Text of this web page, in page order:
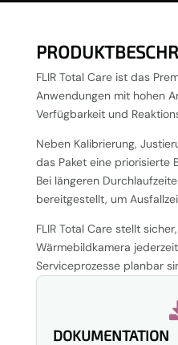
FLIR Total Care ist das
Anwendungen mit hohen
Verfügbarkeit und
Neben Kalibrierung,
das Paket eine priorisierte
Bei längeren
bereitgestellt, um
FLIR Total Care stellt
Wärmebildkamera
Serviceprozesse planbar
DOKUMENTATION